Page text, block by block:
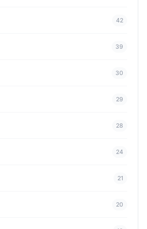
42
39
30
29
28
24
21
20